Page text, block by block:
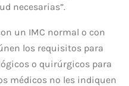
necesarias”.
un IMC normal o con
los requisitos para
o quirúrgicos para
médicos no les indiquen